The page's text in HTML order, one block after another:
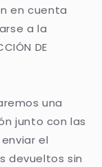
en cuenta
a la
DE
una
junto con las
el
devueltos sin